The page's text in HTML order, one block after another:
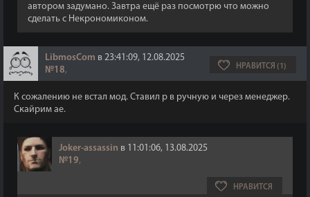
автором задумано. Завтра ещё раз посмотрю что можно
сделать с Некрономиконом.
LibmosCom в 23:41:09, 12.08.2025
№18, НРАВИТСЯ (1)
К сожалению не встал мод. Ставил р в ручную и через менеджер.
Скайрим aе.
Joker-assassin в 11:01:06, 13.08.2025
№19,
НРАВИТСЯ